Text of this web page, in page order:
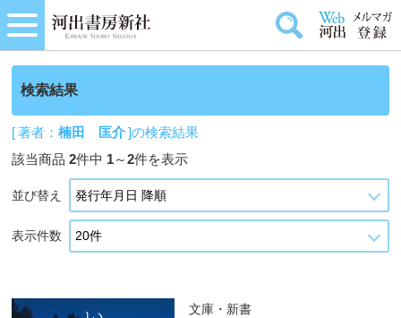
検索結果
[ 著者：楠田 匡介]の検索結果
該当商品2件中 1～2件を表示
並び替え
表示件数
文庫・新書